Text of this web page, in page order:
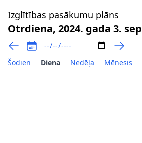
Izglītības pasākumu plāns
Otrdiena, 2024. gada 3.
Šodien Diena Nedēļa Mēnesis